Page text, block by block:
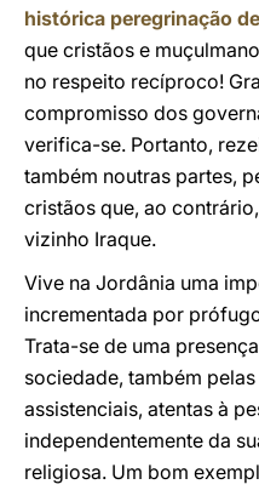
histórica peregrinação
que cristãos e
no respeito recíproco!
compromisso dos
verifica-se. Portanto,
também noutras partes,
cristãos que, ao
vizinho Iraque.
Vive na Jordânia uma
incrementada por
Trata-se de uma
sociedade, também
assistenciais, atentas à
independentemente da
religiosa. Um bom